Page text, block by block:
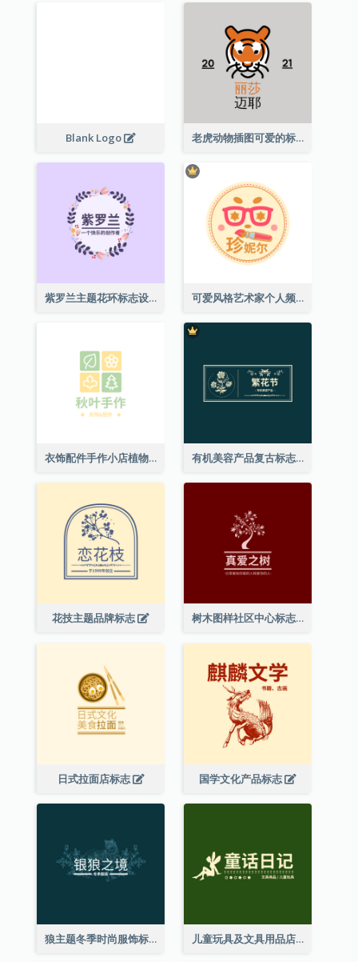
Blank Logo 老虎动物插图可爱的标志
紫罗兰主题花环标志设计 可爱风格艺术家个人频道标志
衣饰配件手作小店植物主题标志设计 有机美容产品复古标志
花技主题品牌标志 树木图样社区中心标志
日式拉面店标志 国学文化产品标志
狼主题冬季时尚服饰标志 儿童玩具及文具用品店精灵主题标志设计